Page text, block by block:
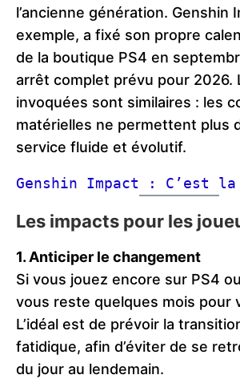
l’ancienne génération. Genshin
exemple, a fixé son propre
de la boutique PS4 en
arrêt complet prévu pour 2026.
invoquées sont similaires : les
matérielles ne permettent plus
service fluide et évolutif.
Genshin Impact : C’est
Les impacts pour les
1. Anticiper le changement
Si vous jouez encore sur PS4
vous reste quelques mois pour
L’idéal est de prévoir la
fatidique, afin d’éviter de se
du jour au lendemain.